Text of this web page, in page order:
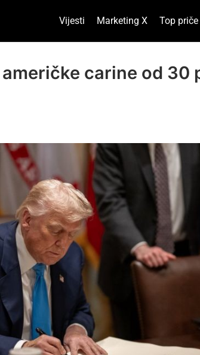
Vijesti Marketing X Top priče
carine od 30